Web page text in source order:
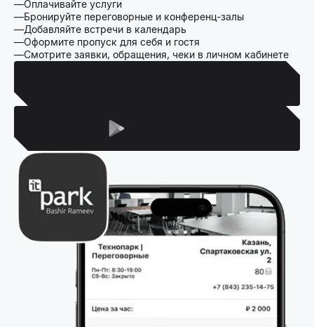
Оплачивайте услуги
Бронируйте переговорные и конференц-залы
Добавляйте встречи в календарь
Оформите пропуск для себя и гостя
Смотрите заявки, обращения, чеки в личном кабинете